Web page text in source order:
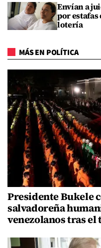
Envían a
por
lotería
MÁS EN POLÍTICA
Presidente Bukele
salvadoreña
venezolanos tras